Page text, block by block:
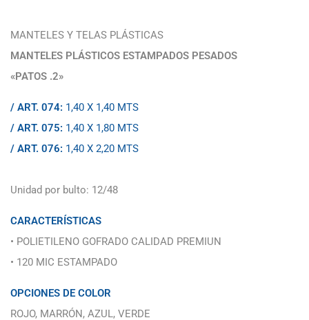
MANTELES Y TELAS PLÁSTICAS
MANTELES PLÁSTICOS ESTAMPADOS PESADOS
«PATOS .2»
/ ART. 074: 1,40 X 1,40 MTS
/ ART. 075: 1,40 X 1,80 MTS
/ ART. 076: 1,40 X 2,20 MTS
Unidad por bulto: 12/48
CARACTERÍSTICAS
• POLIETILENO GOFRADO CALIDAD PREMIUN
• 120 MIC ESTAMPADO
OPCIONES DE COLOR
ROJO, MARRÓN, AZUL, VERDE